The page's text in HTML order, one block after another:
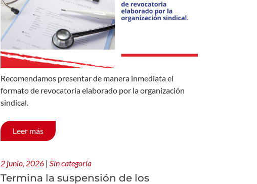
Recomendamos presentar de manera inmediata el
formato de revocatoria elaborado por la organización
sindical.
Leer más
2 junio, 2026 | Sin categoría
Termina la suspensión de los